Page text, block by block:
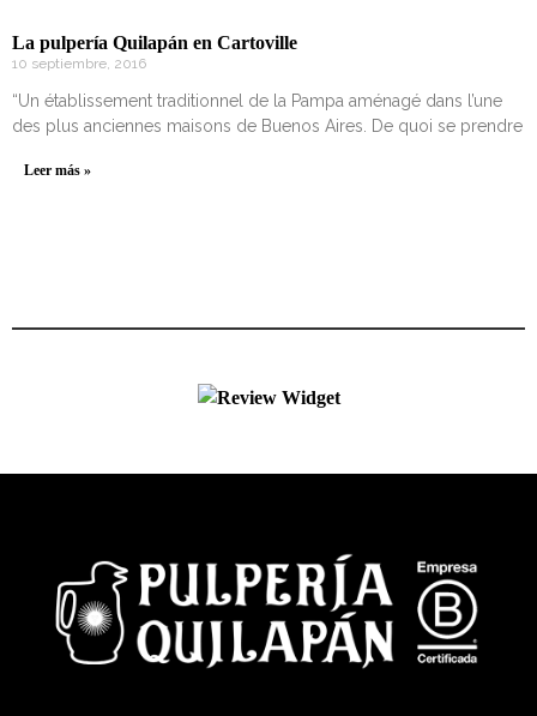
La pulpería Quilapán en Cartoville
10 septiembre, 2016
“Un établissement traditionnel de la Pampa aménagé dans l’une
des plus anciennes maisons de Buenos Aires. De quoi se prendre
Leer más »